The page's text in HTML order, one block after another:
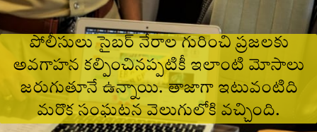
పోలీసులు సైబర్ నేరాల గురించి ప్రజలకు
అవగాహన కల్పించినప్పటికీ ఇలాంటి మోసాలు
జరుగుతూనే ఉన్నాయి. తాజాగా ఇటువంటిది
మరొక సంఘటన వెలుగులోకి వచ్చింది.